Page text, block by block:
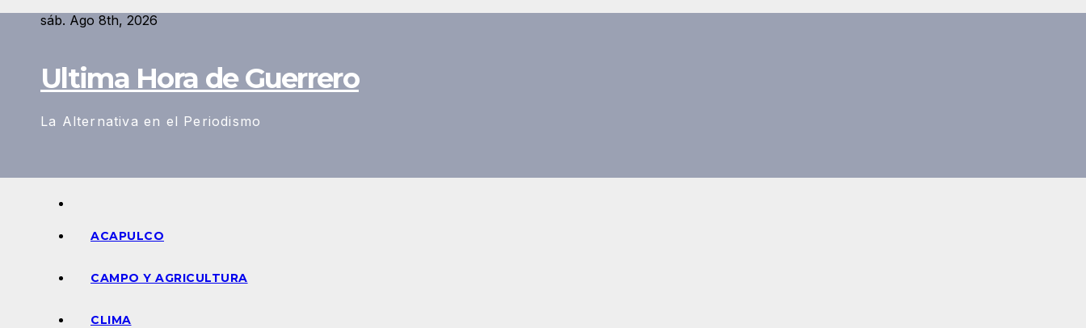
Saltar
sáb. Ago 8th, 2026
Ultima Hora de Guerrero
La Alternativa en el Periodismo
ACAPULCO
CAMPO Y AGRICULTURA
CLIMA